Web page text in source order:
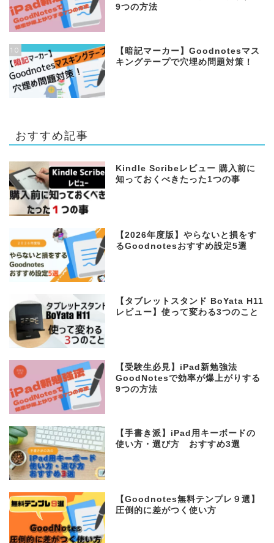
9つの方法
10
【暗記マーカー】Goodnotesマス
キングテープで穴埋め問題対策！
おすすめ記事
Kindle Scribeレビュー 購入前に
知っておくべきたった1つの事
【2026年度版】やらないと損をす
るGoodnotesおすすめ設定5選
【タブレットスタンド BoYata H11
レビュー】使って変わる3つのこと
【受験生必見】iPad新勉強法
GoodNotesで効率が爆上がりする
9つの方法
【手書き派】iPad用キーボードの
使い方・選び方 おすすめ3選
【Goodnotes無料テンプレ９選】
圧倒的に差がつく使い方